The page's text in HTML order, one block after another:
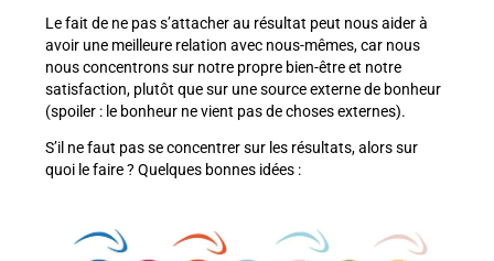
Le fait de ne pas s’attacher au résultat peut nous aider à
avoir une meilleure relation avec nous-mêmes, car nous
nous concentrons sur notre propre bien-être et notre
satisfaction, plutôt que sur une source externe de bonheur
(spoiler : le bonheur ne vient pas de choses externes).
S’il ne faut pas se concentrer sur les résultats, alors sur
quoi le faire ? Quelques bonnes idées :